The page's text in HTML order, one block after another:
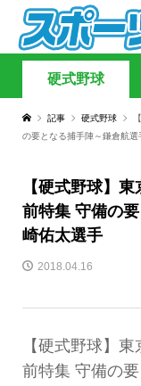
硬式野球
記事 硬式野球
の要となる捕手陣～鎌倉航
【硬式野球】
前特集 守備の
崎佑太選手
2018.04.16
【硬式野球】
前特集 守備の